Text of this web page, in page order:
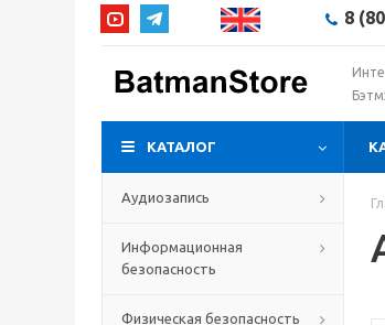
8
КАТАЛОГ
Аудиозапись
Информационная
безопасность
Физическая безопасность